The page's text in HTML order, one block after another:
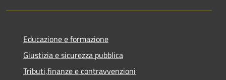
Educazione e formazione
Giustizia e sicurezza pubblica
Tributi,finanze e contravvenzioni